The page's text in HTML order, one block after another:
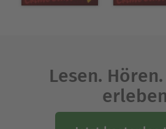
Ausblenden
Lesen.